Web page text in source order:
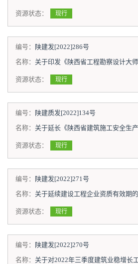
资源状态： 现行
编号： 陕建发[2022]286号
名称： 关于印发《陕西省工程勘察设计大
资源状态： 现行
编号： 陕建质发[2022]134号
名称： 关于延长《陕西省建筑施工安全生产标准化
资源状态： 现行
编号： 陕建发[2022]271号
名称： 关于延续建设工程企业资质有效期
资源状态： 现行
编号： 陕建发[2022]270号
名称： 关于对2022年三季度建筑业稳增长工作表现